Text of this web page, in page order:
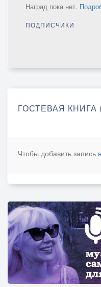
Наград пока нет.
ПОДПИСЧИКИ
ГОСТЕВАЯ КНИГА
Чтобы добавить запись